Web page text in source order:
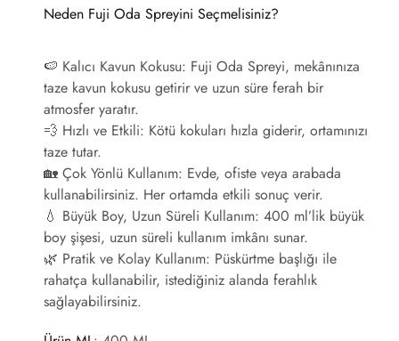
Neden Fuji Oda Spreyini Seçmelisiniz?
🍉 Kalıcı Kavun Kokusu: Fuji Oda Spreyi, mekânınıza
taze kavun kokusu getirir ve uzun süre ferah bir
atmosfer yaratır.
💨 Hızlı ve Etkili: Kötü kokuları hızla giderir, ortamınızı
taze tutar.
🏡 Çok Yönlü Kullanım: Evde, ofiste veya arabada
kullanabilirsiniz. Her ortamda etkili sonuç verir.
💧 Büyük Boy, Uzun Süreli Kullanım: 400 ml’lik büyük
boy şişesi, uzun süreli kullanım imkânı sunar.
🌿 Pratik ve Kolay Kullanım: Püskürtme başlığı ile
rahatça kullanabilir, istediğiniz alanda ferahlık
sağlayabilirsiniz.